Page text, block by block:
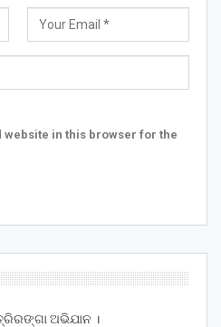
website in this browser for the
ଅଭିଯାନ ।